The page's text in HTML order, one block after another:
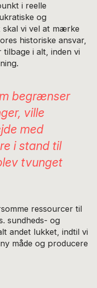
i reelle
og
skal vi vel at mærke
historiske ansvar,
tilbage i alt, inden vi
begrænser
ville
med
i stand til
tvunget
ressourcer til
sundheds- og
andet lukket, indtil vi
måde og producere